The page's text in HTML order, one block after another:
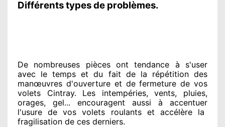
Différents types de problèmes.
De nombreuses pièces ont tendance à s'user
avec le temps et du fait de la répétition des
manœuvres d'ouverture et de fermeture de vos
volets Cintray. Les intempéries, vents, pluies,
orages, gel... encouragent aussi à accentuer
l'usure de vos volets roulants et accélère la
fragilisation de ces derniers.